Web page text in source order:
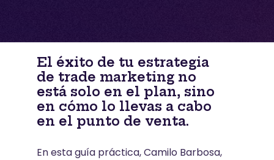
El éxito de tu estrategia
de trade marketing no
está solo en el plan, sino
en cómo lo llevas a cabo
en el punto de venta.
En esta guía práctica, Camilo Barbosa,